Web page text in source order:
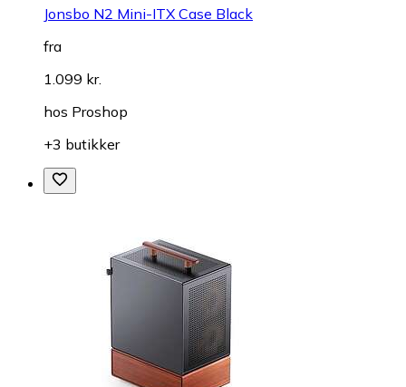
Jonsbo N2 Mini-ITX Case Black
fra
1.099 kr.
hos Proshop
+3 butikker